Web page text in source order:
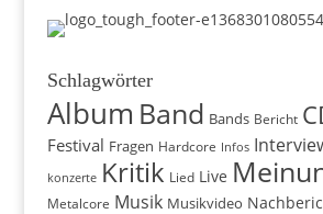
Schlagwörter
Album Band Bands Bericht
Festival Fragen Hardcore Infos
konzerte Kritik Lied Live
Metalcore Musik Musikvideo